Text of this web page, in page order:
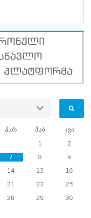
პარ შაბ
კვი
1
2
7 8
9
14 15
16
21 22
23
28 29
30